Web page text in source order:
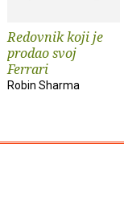
Redovnik koji je
prodao svoj
Ferrari
Robin Sharma